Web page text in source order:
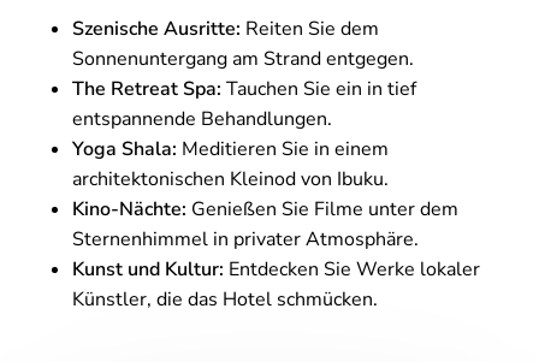
Szenische Ausritte: Reiten Sie dem
Sonnenuntergang am Strand entgegen.
The Retreat Spa: Tauchen Sie ein in tief
entspannende Behandlungen.
Yoga Shala: Meditieren Sie in einem
architektonischen Kleinod von Ibuku.
Kino-Nächte: Genießen Sie Filme unter dem
Sternenhimmel in privater Atmosphäre.
Kunst und Kultur: Entdecken Sie Werke lokaler
Künstler, die das Hotel schmücken.